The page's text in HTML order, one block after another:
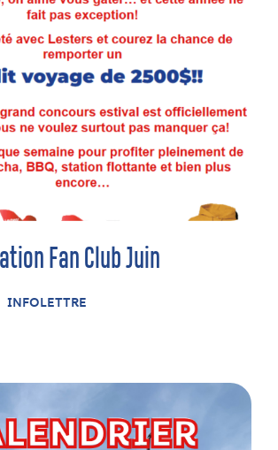
Fan Club Juin
INFOLETTRE